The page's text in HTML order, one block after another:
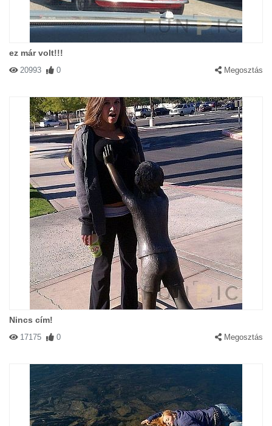
ez már volt!!!
20993 0 Megosztás
Nincs cím!
17175 0 Megosztás